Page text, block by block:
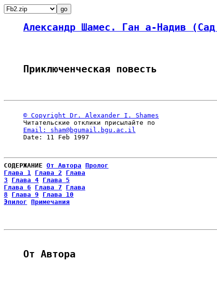
Александр Шамес. Ган а-Надив
Приключенческая повесть
© Copyright Dr. Alexander I. Shames
     Читательские отклики присылайте по
Email: sham@bgumail.bgu.ac.il
СОДЕРЖАНИЕ От Автора Пролог
Глава 1
Глава 2
Глава
3
Глава 4 Глава 5
Глава 6
Глава 7
Глава
8
Глава 9
Глава 10
Эпилог Примечания
От Автора